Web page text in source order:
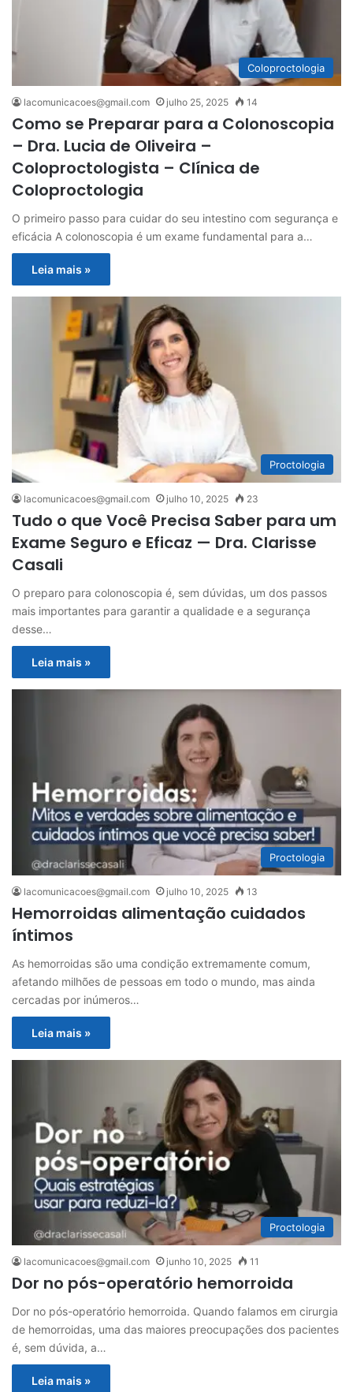
Coloproctologia
lacomunicacoes@gmail.com julho 25, 2025 14
Como se Preparar para a Colonoscopia
– Dra. Lucia de Oliveira –
Coloproctologista – Clínica de
Coloproctologia
O primeiro passo para cuidar do seu intestino com segurança e
eficácia A colonoscopia é um exame fundamental para a…
Leia mais »
Proctologia
lacomunicacoes@gmail.com julho 10, 2025 23
Tudo o que Você Precisa Saber para um
Exame Seguro e Eficaz — Dra. Clarisse
Casali
O preparo para colonoscopia é, sem dúvidas, um dos passos
mais importantes para garantir a qualidade e a segurança
desse…
Leia mais »
Proctologia
lacomunicacoes@gmail.com julho 10, 2025 13
Hemorroidas alimentação cuidados
íntimos
As hemorroidas são uma condição extremamente comum,
afetando milhões de pessoas em todo o mundo, mas ainda
cercadas por inúmeros…
Leia mais »
Proctologia
lacomunicacoes@gmail.com junho 10, 2025 11
Dor no pós-operatório hemorroida
Dor no pós-operatório hemorroida. Quando falamos em cirurgia
de hemorroidas, uma das maiores preocupações dos pacientes
é, sem dúvida, a…
Leia mais »